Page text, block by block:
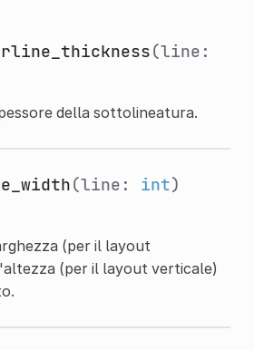
(line:
della sottolineatura.
(line: int)
(per il layout
(per il layout verticale)